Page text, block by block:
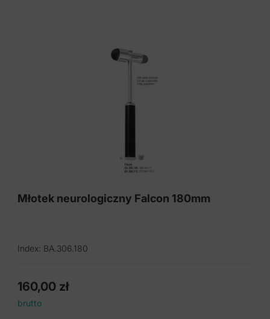
Młotek neurologiczny Falcon 180mm
Index: BA.306.180
160,00 zł
brutto